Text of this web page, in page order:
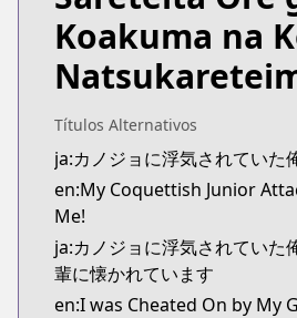
https://
Koakuma na
Títulos Alternativos
en:My Coquettish Junior
Me!
ja:カノジョに浮気されていた
輩に懐かれています
en:I was Cheated On by My